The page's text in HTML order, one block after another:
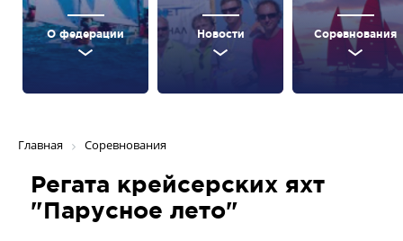
О федерации Новости Соревнования
Главная Соревнования
Регата крейсерских яхт
"Парусное лето"